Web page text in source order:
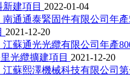
建項目 2022-01-04
南通通泰緊固件有限公司年
2021-12-20
江蘇通光光纜有限公司年產
光纜擴建項目 2021-12-20
江蘇熙澤機械科技有限公司